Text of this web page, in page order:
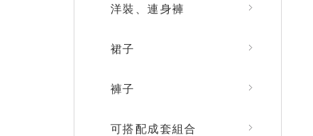
洋裝、連身褲
裙子
褲子
可搭配成套組合